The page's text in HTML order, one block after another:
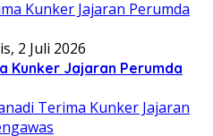
2 Juli 2026
Kunker Jajaran Perumda